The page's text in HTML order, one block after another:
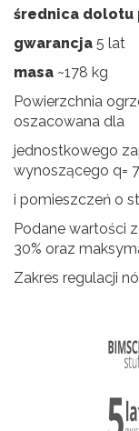
średnica dolotu
gwarancja 5 lat
masa ~178 kg
Powierzchnia
oszacowana dla
jednostkowego
wynoszącego q=
i pomieszczeń o
Podane wartości
30% oraz
Zakres regulacji